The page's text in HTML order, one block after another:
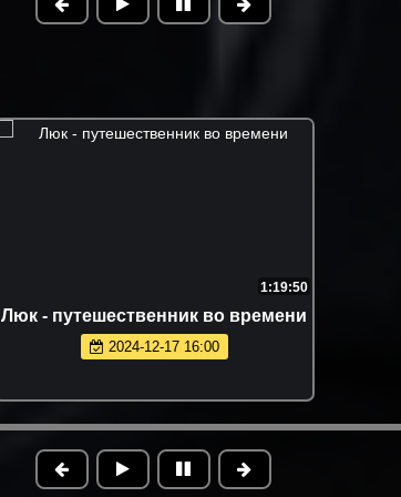
1:19:50
Люк - путешественник во времени
2024-12-17 16:00